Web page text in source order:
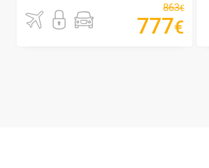
863€
777€